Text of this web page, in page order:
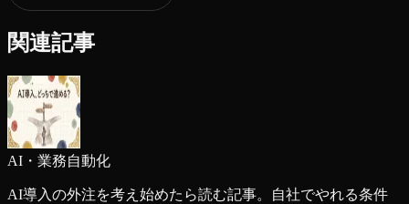
関連記事
AI・業務自動化
AI導入の外注を考え始めたら読む記事。自社でやれる条件